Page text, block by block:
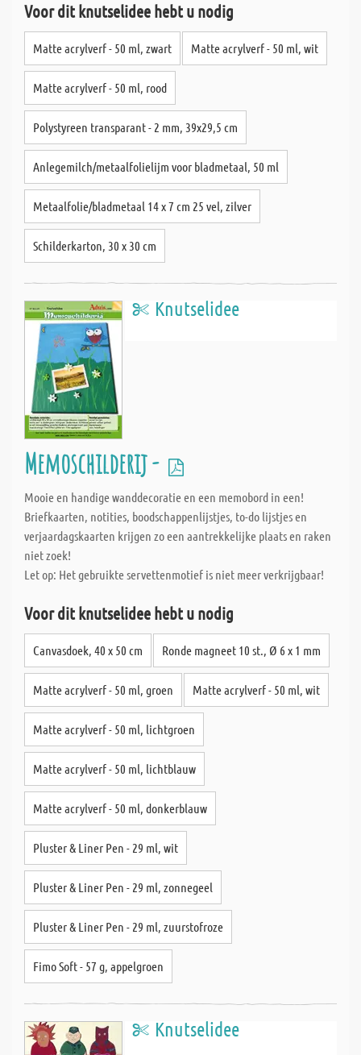
Voor dit knutselidee hebt u nodig
Matte acrylverf - 50 ml, zwart Matte acrylverf - 50 ml, wit
Matte acrylverf - 50 ml, rood
Polystyreen transparant - 2 mm, 39x29,5 cm
Anlegemilch/metaalfolielijm voor bladmetaal, 50 ml
Metaalfolie/bladmetaal 14 x 7 cm 25 vel, zilver
Schilderkarton, 30 x 30 cm
Knutselidee
Memoschilderij -
Mooie en handige wanddecoratie en een memobord in een!
Briefkaarten, notities, boodschappenlijstjes, to-do lijstjes en
verjaardagskaarten krijgen zo een aantrekkelijke plaats en raken
niet zoek!
Let op: Het gebruikte servettenmotief is niet meer verkrijgbaar!
Voor dit knutselidee hebt u nodig
Canvasdoek, 40 x 50 cm Ronde magneet 10 st., Ø 6 x 1 mm
Matte acrylverf - 50 ml, groen Matte acrylverf - 50 ml, wit
Matte acrylverf - 50 ml, lichtgroen
Matte acrylverf - 50 ml, lichtblauw
Matte acrylverf - 50 ml, donkerblauw
Pluster & Liner Pen - 29 ml, wit
Pluster & Liner Pen - 29 ml, zonnegeel
Pluster & Liner Pen - 29 ml, zuurstofroze
Fimo Soft - 57 g, appelgroen
Knutselidee